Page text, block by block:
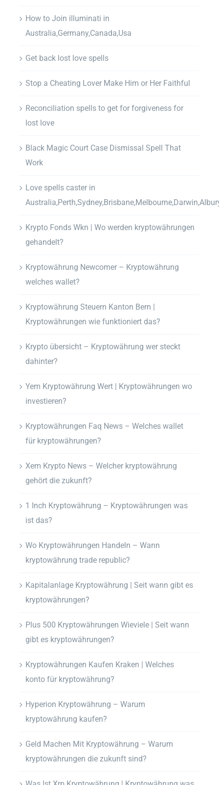
How to Join illuminati in
Australia,Germany,Canada,Usa
Get back lost love spells
Stop a Cheating Lover Make Him or Her Faithful
Reconciliation spells to get for forgiveness for
lost love
Black Magic Court Case Dismissal Spell That
Work
Love spells caster in
Krypto Fonds Wkn | Wo werden kryptowährungen
gehandelt?
Kryptowährung Newcomer – Kryptowährung
welches wallet?
Kryptowährung Steuern Kanton Bern |
Kryptowährungen wie funktioniert das?
Krypto übersicht – Kryptowährung wer steckt
dahinter?
Yem Kryptowährung Wert | Kryptowährungen wo
investieren?
Kryptowährungen Faq News – Welches wallet
für kryptowährungen?
Xem Krypto News – Welcher kryptowährung
gehört die zukunft?
1 Inch Kryptowährung – Kryptowährungen was
ist das?
Wo Kryptowährungen Handeln – Wann
kryptowährung trade republic?
Kapitalanlage Kryptowährung | Seit wann gibt es
kryptowährungen?
Plus 500 Kryptowährungen Wieviele | Seit wann
gibt es kryptowährungen?
Kryptowährungen Kaufen Kraken | Welches
konto für kryptowährung?
Hyperion Kryptowährung – Warum
kryptowährung kaufen?
Geld Machen Mit Kryptowährung – Warum
kryptowährungen die zukunft sind?